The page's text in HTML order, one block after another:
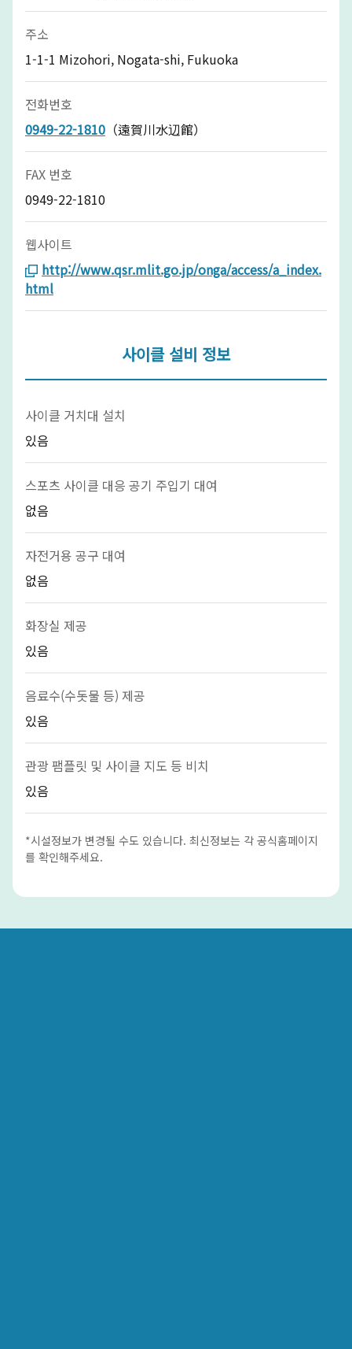
주소
1-1-1 Mizohori, Nogata-shi, Fukuoka
전화번호
0949-22-1810 （遠賀川水辺館）
FAX 번호
0949-22-1810
웹사이트
http://www.qsr.mlit.go.jp/onga/access/a_index.
html
사이클 설비 정보
사이클 거치대 설치
있음
스포츠 사이클 대응 공기 주입기 대여
없음
자전거용 공구 대여
없음
화장실 제공
있음
음료수(수돗물 등) 제공
있음
관광 팸플릿 및 사이클 지도 등 비치
있음
*시설정보가 변경될 수도 있습니다. 최신정보는 각 공식홈페이지
를 확인해주세요.